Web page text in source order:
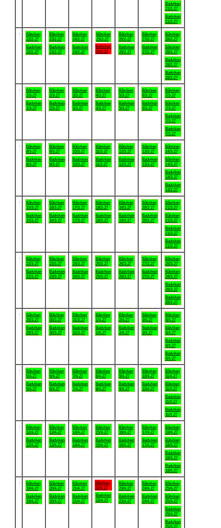
Badviken
21/2-27
Badviken
21/2-27
Båtviken
22/2-27
Badviken
22/2-27
Båtviken
23/2-27
Badviken
23/2-27
Båtviken
24/2-27
Badviken
24/2-27
Båtviken
25/2-27
Badviken
25/2-27
Båtviken
26/2-27
Badviken
26/2-27
Båtviken
27/2-27
Badviken
27/2-27
Båtviken
28/2-27
Båtviken
28/2-27
Badviken
28/2-27
Badviken
28/2-27
Båtviken
1/3-27
Badviken
1/3-27
Båtviken
2/3-27
Badviken
2/3-27
Båtviken
3/3-27
Badviken
3/3-27
Båtviken
4/3-27
Badviken
4/3-27
Båtviken
5/3-27
Badviken
5/3-27
Båtviken
6/3-27
Badviken
6/3-27
Båtviken
7/3-27
Båtviken
7/3-27
Badviken
7/3-27
Badviken
7/3-27
Båtviken
8/3-27
Badviken
8/3-27
Båtviken
9/3-27
Badviken
9/3-27
Båtviken
10/3-27
Badviken
10/3-27
Båtviken
11/3-27
Badviken
11/3-27
Båtviken
12/3-27
Badviken
12/3-27
Båtviken
13/3-27
Badviken
13/3-27
Båtviken
14/3-27
Båtviken
14/3-27
Badviken
14/3-27
Badviken
14/3-27
Båtviken
15/3-27
Badviken
15/3-27
Båtviken
16/3-27
Badviken
16/3-27
Båtviken
17/3-27
Badviken
17/3-27
Båtviken
18/3-27
Badviken
18/3-27
Båtviken
19/3-27
Badviken
19/3-27
Båtviken
20/3-27
Badviken
20/3-27
Båtviken
21/3-27
Båtviken
21/3-27
Badviken
21/3-27
Badviken
21/3-27
Båtviken
22/3-27
Badviken
22/3-27
Båtviken
23/3-27
Badviken
23/3-27
Båtviken
24/3-27
Badviken
24/3-27
Båtviken
25/3-27
Badviken
25/3-27
Båtviken
26/3-27
Badviken
26/3-27
Båtviken
27/3-27
Badviken
27/3-27
Båtviken
28/3-27
Båtviken
28/3-27
Badviken
28/3-27
Badviken
28/3-27
Båtviken
29/3-27
Badviken
29/3-27
Båtviken
30/3-27
Badviken
30/3-27
Båtviken
31/3-27
Badviken
31/3-27
Båtviken
1/4-27
Badviken
1/4-27
Båtviken
2/4-27
Badviken
2/4-27
Båtviken
3/4-27
Badviken
3/4-27
Båtviken
4/4-27
Båtviken
4/4-27
Badviken
4/4-27
Badviken
4/4-27
Båtviken
5/4-27
Badviken
5/4-27
Båtviken
6/4-27
Badviken
6/4-27
Båtviken
7/4-27
Badviken
7/4-27
Båtviken
8/4-27
Badviken
8/4-27
Båtviken
9/4-27
Badviken
9/4-27
Båtviken
10/4-27
Badviken
10/4-27
Båtviken
11/4-27
Båtviken
11/4-27
Badviken
11/4-27
Badviken
11/4-27
Båtviken
12/4-27
Badviken
12/4-27
Båtviken
13/4-27
Badviken
13/4-27
Båtviken
14/4-27
Badviken
14/4-27
Båtviken
15/4-27
Badviken
15/4-27
Båtviken
16/4-27
Badviken
16/4-27
Båtviken
17/4-27
Badviken
17/4-27
Båtviken
18/4-27
Båtviken
18/4-27
Badviken
18/4-27
Badviken
18/4-27
Båtviken
19/4-27
Badviken
19/4-27
Båtviken
20/4-27
Badviken
20/4-27
Båtviken
21/4-27
Badviken
21/4-27
Båtviken
22/4-27
Badviken
22/4-27
Båtviken
23/4-27
Badviken
23/4-27
Båtviken
24/4-27
Badviken
24/4-27
Båtviken
25/4-27
Båtviken
25/4-27
Badviken
25/4-27
Badviken
25/4-27